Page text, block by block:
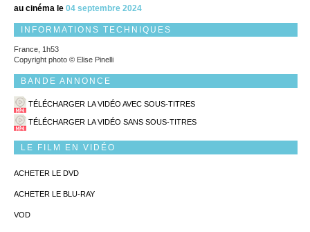
au cinéma le 04 septembre 2024
INFORMATIONS TECHNIQUES
France, 1h53
Copyright photo © Elise Pinelli
BANDE ANNONCE
TÉLÉCHARGER LA VIDÉO AVEC SOUS-TITRES
TÉLÉCHARGER LA VIDÉO SANS SOUS-TITRES
LE FILM EN VIDÉO
ACHETER LE DVD
ACHETER LE BLU-RAY
VOD